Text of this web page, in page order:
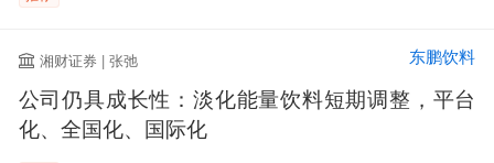
湘财证券 | 张弛 东鹏饮料
公司仍具成长性：淡化能量饮料短期调整，平台
化、全国化、国际化